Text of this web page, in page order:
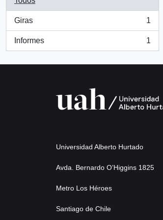
Giras
, 1 resultados
1
Informes
, 1 resultados
1
Universidad Alberto Hurtado
Avda. Bernardo O’Higgins 1825
Metro Los Héroes
Santiago de Chile